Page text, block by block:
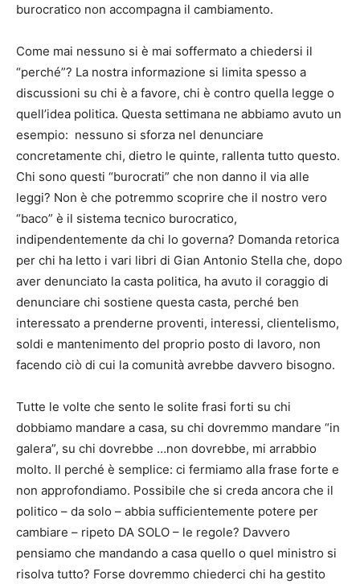
burocratico non accompagna il cambiamento.
Come mai nessuno si è mai soffermato a chiedersi il
“perché”? La nostra informazione si limita spesso a
discussioni su chi è a favore, chi è contro quella legge o
quell’idea politica. Questa settimana ne abbiamo avuto un
esempio: nessuno si sforza nel denunciare
concretamente chi, dietro le quinte, rallenta tutto questo.
Chi sono questi “burocrati” che non danno il via alle
leggi? Non è che potremmo scoprire che il nostro vero
“baco” è il sistema tecnico burocratico,
indipendentemente da chi lo governa? Domanda retorica
per chi ha letto i vari libri di Gian Antonio Stella che, dopo
aver denunciato la casta politica, ha avuto il coraggio di
denunciare chi sostiene questa casta, perché ben
interessato a prenderne proventi, interessi, clientelismo,
soldi e mantenimento del proprio posto di lavoro, non
facendo ciò di cui la comunità avrebbe davvero bisogno.
Tutte le volte che sento le solite frasi forti su chi
dobbiamo mandare a casa, su chi dovremmo mandare “in
galera”, su chi dovrebbe …non dovrebbe, mi arrabbio
molto. Il perché è semplice: ci fermiamo alla frase forte e
non approfondiamo. Possibile che si creda ancora che il
politico – da solo – abbia sufficientemente potere per
cambiare – ripeto DA SOLO – le regole? Davvero
pensiamo che mandando a casa quello o quel ministro si
risolva tutto? Forse dovremmo chiederci chi ha gestito